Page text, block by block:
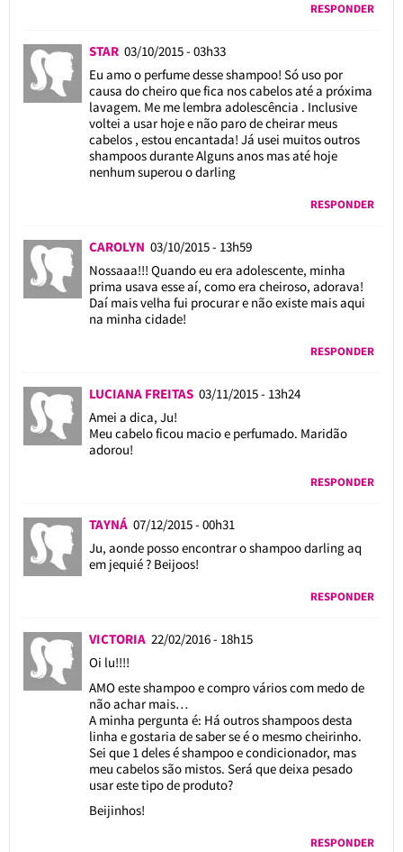
RESPONDER
STAR 03/10/2015 - 03h33
Eu amo o perfume desse shampoo! Só uso por
causa do cheiro que fica nos cabelos até a próxima
lavagem. Me me lembra adolescência . Inclusive
voltei a usar hoje e não paro de cheirar meus
cabelos , estou encantada! Já usei muitos outros
shampoos durante Alguns anos mas até hoje
nenhum superou o darling
RESPONDER
CAROLYN 03/10/2015 - 13h59
Nossaaa!!! Quando eu era adolescente, minha
prima usava esse aí, como era cheiroso, adorava!
Daí mais velha fui procurar e não existe mais aqui
na minha cidade!
RESPONDER
LUCIANA FREITAS 03/11/2015 - 13h24
Amei a dica, Ju!
Meu cabelo ficou macio e perfumado. Maridão
adorou!
RESPONDER
TAYNÁ 07/12/2015 - 00h31
Ju, aonde posso encontrar o shampoo darling aq
em jequié ? Beijoos!
RESPONDER
VICTORIA 22/02/2016 - 18h15
Oi lu!!!!
AMO este shampoo e compro vários com medo de
não achar mais…
A minha pergunta é: Há outros shampoos desta
linha e gostaria de saber se é o mesmo cheirinho.
Sei que 1 deles é shampoo e condicionador, mas
meu cabelos são mistos. Será que deixa pesado
usar este tipo de produto?
Beijinhos!
RESPONDER